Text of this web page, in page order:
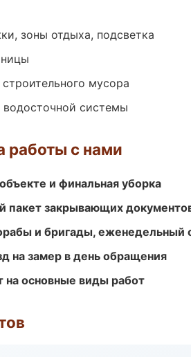
зоны отдыха, подсветка
мусора
системы
работы с нами
и финальная уборка
пакет закрывающих
и бригады, еженедельный
на замер в день обращения
на основные виды работ